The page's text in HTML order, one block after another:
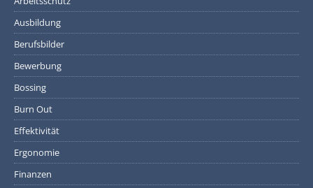
Ausbildung
Berufsbilder
Bewerbung
Bossing
Burn Out
Effektivität
Ergonomie
Finanzen